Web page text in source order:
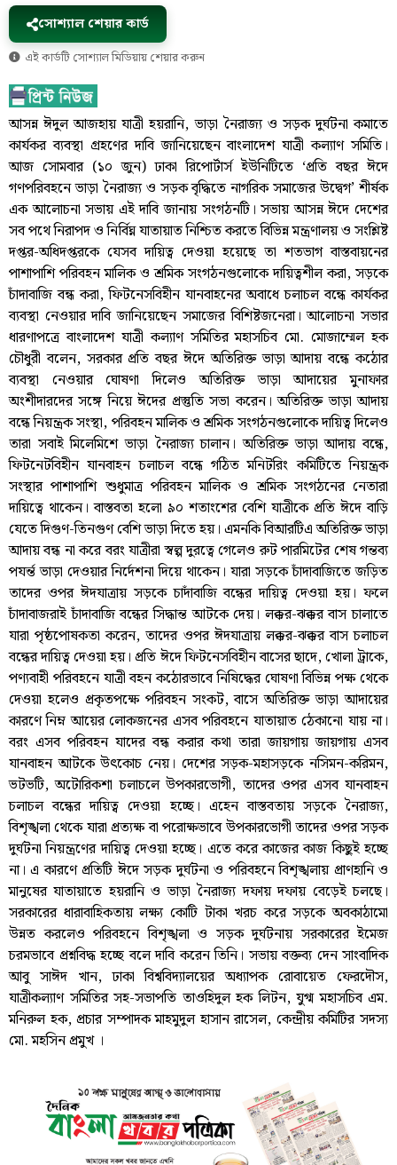
সোশ্যাল শেয়ার কার্ড
এই কার্ডটি সোশ্যাল মিডিয়ায় শেয়ার করুন
আসন্ন ঈদুল আজহায় যাত্রী হয়রানি, ভাড়া নৈরাজ্য ও সড়ক দুর্ঘটনা কমাতে
কার্যকর ব্যবস্থা গ্রহণের দাবি জানিয়েছেন বাংলাদেশ যাত্রী কল্যাণ সমিতি।
আজ সোমবার (১০ জুন) ঢাকা রিপোর্টার্স ইউনিটিতে ‘প্রতি বছর ঈদে
গণপরিবহনে ভাড়া নৈরাজ্য ও সড়ক বৃদ্ধিতে নাগরিক সমাজের উদ্বেগ’ শীর্ষক
এক আলোচনা সভায় এই দাবি জানায় সংগঠনটি। সভায় আসন্ন ঈদে দেশের
সব পথে নিরাপদ ও নির্বিঘ্ন যাতায়াত নিশ্চিত করতে বিভিন্ন মন্ত্রণালয় ও সংশ্লিষ্ট
দপ্তর-অধিদপ্তরকে যেসব দায়িত্ব দেওয়া হয়েছে তা শতভাগ বাস্তবায়নের
পাশাপাশি পরিবহন মালিক ও শ্রমিক সংগঠনগুলোকে দায়িত্বশীল করা, সড়কে
চাঁদাবাজি বন্ধ করা, ফিটনেসবিহীন যানবাহনের অবাধে চলাচল বন্ধে কার্যকর
ব্যবস্থা নেওয়ার দাবি জানিয়েছেন সমাজের বিশিষ্টজনেরা। আলোচনা সভার
ধারণাপত্রে বাংলাদেশ যাত্রী কল্যাণ সমিতির মহাসচিব মো. মোজাম্মেল হক
চৌধুরী বলেন, সরকার প্রতি বছর ঈদে অতিরিক্ত ভাড়া আদায় বন্ধে কঠোর
ব্যবস্থা নেওয়ার ঘোষণা দিলেও অতিরিক্ত ভাড়া আদায়ের মুনাফার
অংশীদারদের সঙ্গে নিয়ে ঈদের প্রস্তুতি সভা করেন। অতিরিক্ত ভাড়া আদায়
বন্ধে নিয়ন্ত্রক সংস্থা, পরিবহন মালিক ও শ্রমিক সংগঠনগুলোকে দায়িত্ব দিলেও
তারা সবাই মিলেমিশে ভাড়া নৈরাজ্য চালান। অতিরিক্ত ভাড়া আদায় বন্ধে,
ফিটনেটবিহীন যানবাহন চলাচল বন্ধে গঠিত মনিটরিং কমিটিতে নিয়ন্ত্রক
সংস্থার পাশাপাশি শুধুমাত্র পরিবহন মালিক ও শ্রমিক সংগঠনের নেতারা
দায়িত্বে থাকেন। বাস্তবতা হলো ৯০ শতাংশের বেশি যাত্রীকে প্রতি ঈদে বাড়ি
যেতে দিগুণ-তিনগুণ বেশি ভাড়া দিতে হয়। এমনকি বিআরটিএ অতিরিক্ত ভাড়া
আদায় বন্ধ না করে বরং যাত্রীরা স্বল্প দুরত্বে গেলেও রুট পারমিটের শেষ গন্তব্য
পযর্ন্ত ভাড়া দেওয়ার নির্দেশনা দিয়ে থাকেন। যারা সড়কে চাঁদাবাজিতে জড়িত
তাদের ওপর ঈদযাত্রায় সড়কে চাদাঁবাজি বন্ধের দায়িত্ব দেওয়া হয়। ফলে
চাঁদাবাজরাই চাঁদাবাজি বন্ধের সিদ্ধান্ত আটকে দেয়। লক্কর-ঝক্কর বাস চালাতে
যারা পৃষ্ঠপোষকতা করেন, তাদের ওপর ঈদযাত্রায় লক্কর-ঝক্কর বাস চলাচল
বন্ধের দায়িত্ব দেওয়া হয়। প্রতি ঈদে ফিটনেসবিহীন বাসের ছাদে, খোলা ট্রাকে,
পণ্যবাহী পরিবহনে যাত্রী বহন কঠোরভাবে নিষিদ্ধের ঘোষণা বিভিন্ন পক্ষ থেকে
দেওয়া হলেও প্রকৃতপক্ষে পরিবহন সংকট, বাসে অতিরিক্ত ভাড়া আদায়ের
কারণে নিম্ন আয়ের লোকজনের এসব পরিবহনে যাতায়াত ঠেকানো যায় না।
বরং এসব পরিবহন যাদের বন্ধ করার কথা তারা জায়গায় জায়গায় এসব
যানবাহন আটকে উৎকোচ নেয়। দেশের সড়ক-মহাসড়কে নসিমন-করিমন,
ভটভটি, অটোরিকশা চলাচলে উপকারভোগী, তাদের ওপর এসব যানবাহন
চলাচল বন্ধের দায়িত্ব দেওয়া হচ্ছে। এহেন বাস্তবতায় সড়কে নৈরাজ্য,
বিশৃঙ্খলা থেকে যারা প্রত্যক্ষ বা পরোক্ষভাবে উপকারভোগী তাদের ওপর সড়ক
দুর্ঘটনা নিয়ন্ত্রণের দায়িত্ব দেওয়া হচ্ছে। এতে করে কাজের কাজ কিছুই হচ্ছে
না। এ কারণে প্রতিটি ঈদে সড়ক দুর্ঘটনা ও পরিবহনে বিশৃঙ্খলায় প্রাণহানি ও
মানুষের যাতায়াতে হয়রানি ও ভাড়া নৈরাজ্য দফায় দফায় বেড়েই চলছে।
সরকারের ধারাবাহিকতায় লক্ষ্য কোটি টাকা খরচ করে সড়কে অবকাঠামো
উন্নত করলেও পরিবহনে বিশৃঙ্খলা ও সড়ক দুর্ঘটনায় সরকারের ইমেজ
চরমভাবে প্রশ্নবিদ্ধ হচ্ছে বলে দাবি করেন তিনি। সভায় বক্তব্য দেন সাংবাদিক
আবু সাঈদ খান, ঢাকা বিশ্ববিদ্যালয়ের অধ্যাপক রোবায়েত ফেরদৌস,
যাত্রীকল্যাণ সমিতির সহ-সভাপতি তাওহিদুল হক লিটন, যুগ্ম মহাসচিব এম.
মনিরুল হক, প্রচার সম্পাদক মাহমুদুল হাসান রাসেল, কেন্দ্রীয় কমিটির সদস্য
মো. মহসিন প্রমুখ ।